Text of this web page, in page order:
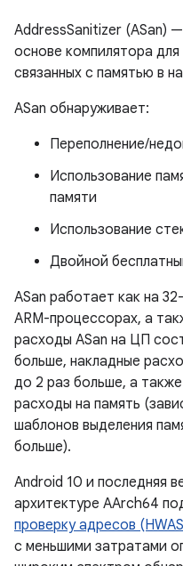
AddressSanitizer (ASan)
основе компилятора
связанных с памятью в
ASan обнаруживает:
Переполнение/
Использование
памяти
Использование
Двойной
ASan работает как на
ARM-процессорах, а
расходы ASan на ЦП
больше, накладные
до 2 раз больше, а
расходы на память
шаблонов выделения
больше).
Android 10 и последняя
архитектуре AArch64
проверку адресов
с меньшими затратами